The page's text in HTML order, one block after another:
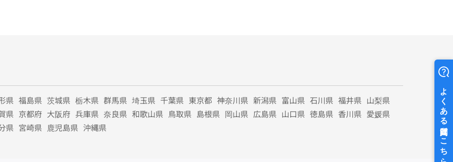
県 福島県 茨城県 栃木県 群馬県 埼玉県 千葉県 東京都 神奈川県 新潟県 富山県 石川県 福井県 山梨県
県 京都府 大阪府 兵庫県 奈良県 和歌山県 鳥取県 島根県 岡山県 広島県 山口県 徳島県 香川県 愛媛県
県 宮崎県 鹿児島県 沖縄県